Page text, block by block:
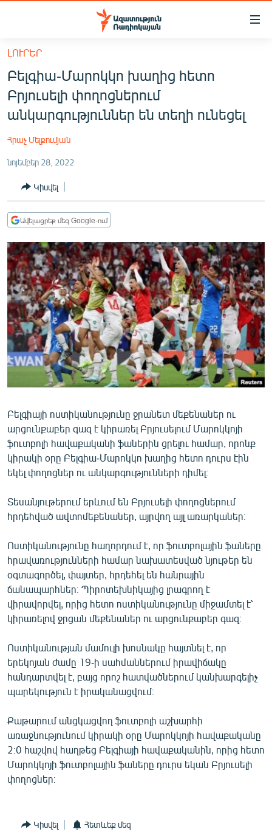
Մատչելիության
հիմնական
բովանդակությանը
Անցնել
հիմնական
մենյուին
ՀԱՅԱՍՏԱՆ
ՔԱՂԱՔԱԿԱՆ
ՏՆՏԵՍՈՒԹՅՈՒՆ
ՂԱՐԱԲԱՂ
ՏԱՐԱԾԱՇՐՋԱՆ
ՄԻՋԱԶԳԱՅԻՆ
ՄՇԱԿՈՒՅԹ
ՍՊՈՐՏ
ՄԵԿՆԱԲԱՆՈՒԹՅՈՒՆ
ՏՏ ԵՒ ԻՆՏԵՐՆԵՏ
ԱՐԽԻՎ
ՏԵՍԱՆՅՈՒԹԵՐ
ԲԱՆԱՎԵՃ
ՁԳՏԵԼՈՎ ԼԱՎԱԳՈՒՅՆԻՆ
ՓՈԴՔԱՍԹ
English
Русский
ՀԵՏԵՎԵՔ ՄԵԶ
«Ազատության» բոլոր կայքերը
ԼՈՒՐԵՐ
Բելգիա-Մարոկկո խաղից հետո
Բրյուսելի փողոցներում
անկարգություններ են տեղի ունեցել
Հրաչ Մելքումյան
նոյեմբեր 28, 2022
Կիսվել
Ավելացրեք մեզ Google-ում
Բելգիայի ոստիկանությունը ջրանետ մեքենաներ ու
արցունքաբեր գազ է կիրառել Բրյուսելում Մարոկկոյի
ֆուտբոլի հավաքականի ֆաներին ցրելու համար, որոնք
կիրակի օրը Բելգիա-Մարոկկո խաղից հետո դուրս էին
եկել փողոցներ ու անկարգությունների դիմել։
Տեսանյութերում երևում են Բրյուսելի փողոցներում
հրդեհված ավտոմեքենաներ, այրվող այլ առարկաներ։
Ոստիկանությունը հաղորդում է, որ ֆուտբոլային ֆաները
հրավառությունների համար նախատեսված նյութեր են
օգտագործել, փայտեր, հրդեհել են հանրային
ճանապարհներ։ Պիրոտեխնիկայից լրագրող է
վիրավորվել, որից հետո ոստիկանությունը միջամտել է՝
կիրառելով ջրցան մեքենաներ ու արցունքաբեր գազ։
Ոստիկանության մամուլի խոսնակը հայտնել է, որ
երեկոյան ժամը 19-ի սահմաններում իրավիճակը
հանդարտվել է, բայց որոշ հատվածներում կանխարգելիչ
պարեկություն է իրականացվում։
Քաթարում անցկացվող ֆուտբոլի աշխարհի
առաջնությունում կիրակի օրը Մարոկկոյի հավաքականը
2։0 հաշվով հաղթեց Բելգիայի հավաքականին, որից հետո
Մարոկկոյի ֆուտբոլային ֆաները դուրս եկան Բրյուսելի
փողոցներ։
Կիսվել Հետևեք մեզ